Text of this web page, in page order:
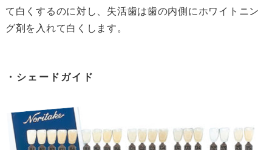
て白くするのに対し、失活歯は歯の内側にホワイトニン
グ剤を入れて白くします。
・シェードガイド